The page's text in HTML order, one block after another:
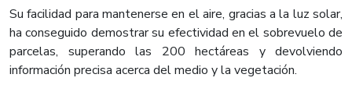
Su facilidad para mantenerse en el aire, gracias a la luz solar,
ha conseguido demostrar su efectividad en el sobrevuelo de
parcelas, superando las 200 hectáreas y devolviendo
información precisa acerca del medio y la vegetación.